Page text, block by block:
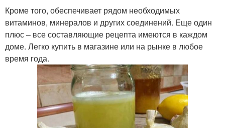
Кроме того, обеспечивает рядом необходимых
витаминов, минералов и других соединений. Еще один
плюс – все составляющие рецепта имеются в каждом
доме. Легко купить в магазине или на рынке в любое
время года.